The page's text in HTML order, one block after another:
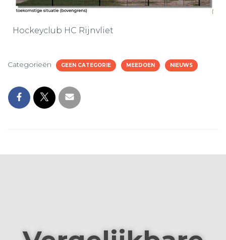
Hockeyclub HC Rijnvliet
Categorieën GEEN CATEGORIE MEEDOEN NIEUWS